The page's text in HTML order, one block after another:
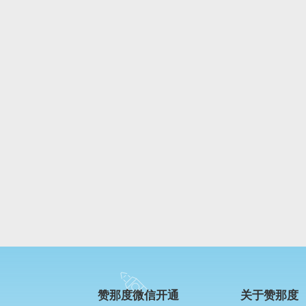
赞那度微信开通 关于赞那度